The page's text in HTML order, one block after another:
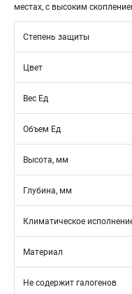
местах, с высоким
Степень защиты
Цвет
Вес Ед
Объем Ед
Высота, мм
Глубина, мм
Климатическое
Материал
Не содержит галогенов